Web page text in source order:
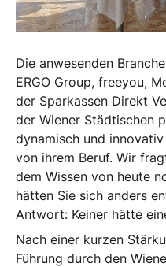
Die anwesenden
ERGO Group, freeyou,
der Sparkassen Direkt
der Wiener Städtischen
dynamisch und
von ihrem Beruf. Wir
dem Wissen von heute
hätten Sie sich anders
Antwort: Keiner hätte
Nach einer kurzen
Führung durch den